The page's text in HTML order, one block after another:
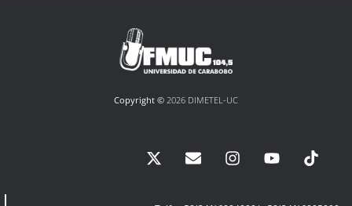
Copyright © 2026 DIMETEL-UC